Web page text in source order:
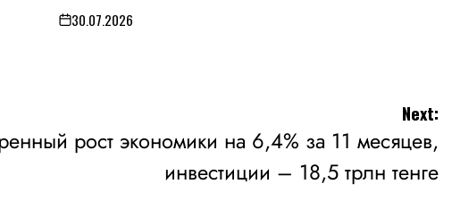
on30.07.2026
Next:
рост экономики на 6,4% за 11 месяцев,
инвестиции – 18,5 трлн тенге